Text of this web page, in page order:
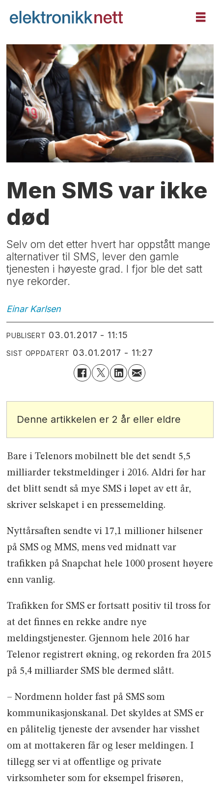
Men SMS var ikke
død
Selv om det etter hvert har oppstått mange
alternativer til SMS, lever den gamle
tjenesten i høyeste grad. I fjor ble det satt
nye rekorder.
Einar Karlsen
PUBLISERT 03.01.2017 - 11:15
SIST OPPDATERT 03.01.2017 - 11:27
Denne artikkelen er 2 år eller eldre
Bare i Telenors mobilnett ble det sendt 5,5
milliarder tekstmeldinger i 2016. Aldri før har
det blitt sendt så mye SMS i løpet av ett år,
skriver selskapet i en pressemelding.
Nyttårsaften sendte vi 17,1 millioner hilsener
på SMS og MMS, mens ved midnatt var
trafikken på Snapchat hele 1000 prosent høyere
enn vanlig.
Trafikken for SMS er fortsatt positiv til tross for
at det finnes en rekke andre nye
meldingstjenester. Gjennom hele 2016 har
Telenor registrert økning, og rekorden fra 2015
på 5,4 milliarder SMS ble dermed slått.
– Nordmenn holder fast på SMS som
kommunikasjonskanal. Det skyldes at SMS er
en pålitelig tjeneste der avsender har visshet
om at mottakeren får og leser meldingen. I
tillegg ser vi at offentlige og private
virksomheter som for eksempel frisøren,